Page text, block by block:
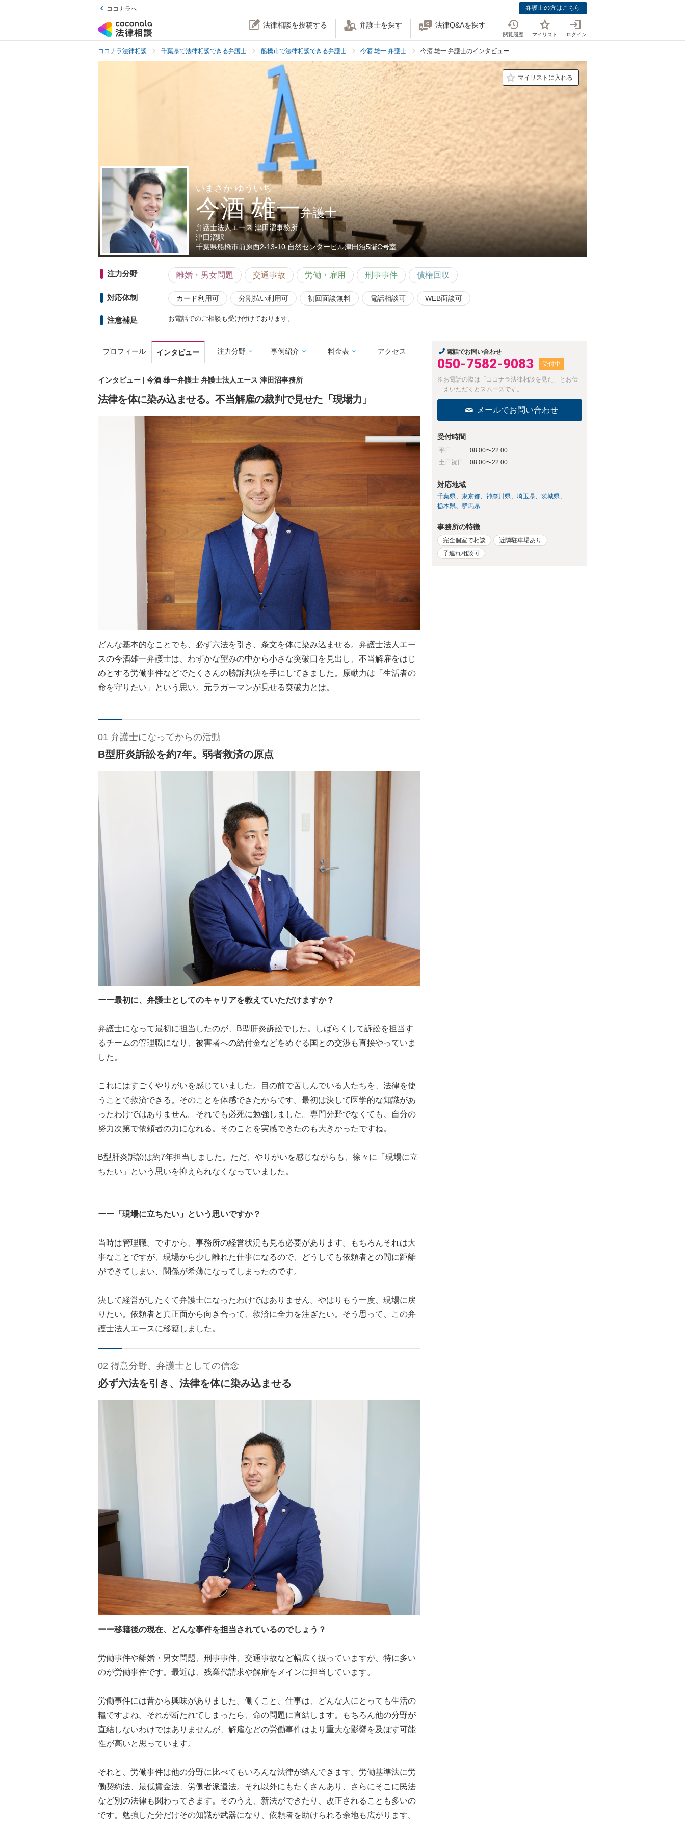
ココナラへ 弁護士の方はこちら
法律相談を投稿する 弁護士を探す 法律Q&Aを探す
閲覧履歴 マイリスト ログイン
ココナラ法律相談 千葉県で法律相談できる弁護士 船橋市で法律相談できる弁護士 今酒 雄一 弁護士 今酒 雄一 弁護士のインタビュー
マイリストに入れる
いまさか ゆういち
今酒 雄一弁護士
弁護士法人エース 津田沼事務所
津田沼駅
千葉県船橋市前原西2-13-10 自然センタービル津田沼5階C号室
注力分野 離婚・男女問題 交通事故 労働・雇用 刑事事件 債権回収
対応体制 カード利用可 分割払い利用可 初回面談無料 電話相談可 WEB面談可
注意補足 お電話でのご相談も受け付けております。
プロフィール インタビュー 注力分野 事例紹介 料金表 アクセス
インタビュー | 今酒 雄一弁護士 弁護士法人エース 津田沼事務所
法律を体に染み込ませる。不当解雇の裁判で見せた「現場力」
どんな基本的なことでも、必ず六法を引き、条文を体に染み込ませる。弁護士法人エー
スの今酒雄一弁護士は、わずかな望みの中から小さな突破口を見出し、不当解雇をはじ
めとする労働事件などでたくさんの勝訴判決を手にしてきました。原動力は「生活者の
命を守りたい」という思い。元ラガーマンが見せる突破力とは。
01 弁護士になってからの活動
B型肝炎訴訟を約7年。弱者救済の原点
ーー最初に、弁護士としてのキャリアを教えていただけますか？
弁護士になって最初に担当したのが、B型肝炎訴訟でした。しばらくして訴訟を担当す
るチームの管理職になり、被害者への給付金などをめぐる国との交渉も直接やっていま
した。
これにはすごくやりがいを感じていました。目の前で苦しんでいる人たちを、法律を使
うことで救済できる。そのことを体感できたからです。最初は決して医学的な知識があ
ったわけではありません。それでも必死に勉強しました。専門分野でなくても、自分の
努力次第で依頼者の力になれる。そのことを実感できたのも大きかったですね。
B型肝炎訴訟は約7年担当しました。ただ、やりがいを感じながらも、徐々に「現場に立
ちたい」という思いを抑えられなくなっていました。
ーー「現場に立ちたい」という思いですか？
当時は管理職。ですから、事務所の経営状況も見る必要があります。もちろんそれは大
事なことですが、現場から少し離れた仕事になるので、どうしても依頼者との間に距離
ができてしまい、関係が希薄になってしまったのです。
決して経営がしたくて弁護士になったわけではありません。やはりもう一度、現場に戻
りたい。依頼者と真正面から向き合って、救済に全力を注ぎたい。そう思って、この弁
護士法人エースに移籍しました。
02 得意分野、弁護士としての信念
必ず六法を引き、法律を体に染み込ませる
ーー移籍後の現在、どんな事件を担当されているのでしょう？
労働事件や離婚・男女問題、刑事事件、交通事故など幅広く扱っていますが、特に多い
のが労働事件です。最近は、残業代請求や解雇をメインに担当しています。
労働事件には昔から興味がありました。働くこと、仕事は、どんな人にとっても生活の
糧ですよね。それが断たれてしまったら、命の問題に直結します。もちろん他の分野が
直結しないわけではありませんが、解雇などの労働事件はより重大な影響を及ぼす可能
性が高いと思っています。
それと、労働事件は他の分野に比べてもいろんな法律が絡んできます。労働基準法に労
働契約法、最低賃金法、労働者派遣法。それ以外にもたくさんあり、さらにそこに民法
など別の法律も関わってきます。そのうえ、新法ができたり、改正されることも多いの
です。勉強した分だけその知識が武器になり、依頼者を助けられる余地も広がります。
電話でお問い合わせ
050-7582-9083 受付中
※お電話の際は「ココナラ法律相談を見た」とお伝
えいただくとスムーズです。
メールでお問い合わせ
受付時間
平日
08:00〜22:00
土日祝日
08:00〜22:00
対応地域
千葉県 東京都 神奈川県 埼玉県
茨城県
栃木県
群馬県
事務所の特徴
完全個室で相談
近隣駐車場あり
子連れ相談可